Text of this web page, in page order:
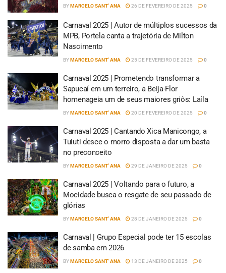
BYMARCELO SANT' ANA 26 DE FEVEREIRO DE 2025 0
Carnaval 2025 | Autor de múltiplos sucessos da
MPB, Portela canta a trajetória de Milton
Nascimento
BYMARCELO SANT' ANA 25 DE FEVEREIRO DE 2025 0
Carnaval 2025 | Prometendo transformar a
Sapucaí em um terreiro, a Beija-Flor
homenageia um de seus maiores griôs: Laíla
BYMARCELO SANT' ANA 20 DE FEVEREIRO DE 2025 0
Carnaval 2025 | Cantando Xica Manicongo, a
Tuiuti desce o morro disposta a dar um basta
no preconceito
BYMARCELO SANT' ANA 29 DE JANEIRO DE 2025 0
Carnaval 2025 | Voltando para o futuro, a
Mocidade busca o resgate de seu passado de
glórias
BYMARCELO SANT' ANA 28 DE JANEIRO DE 2025 0
Carnaval | Grupo Especial pode ter 15 escolas
de samba em 2026
BYMARCELO SANT' ANA 13 DE JANEIRO DE 2025 0